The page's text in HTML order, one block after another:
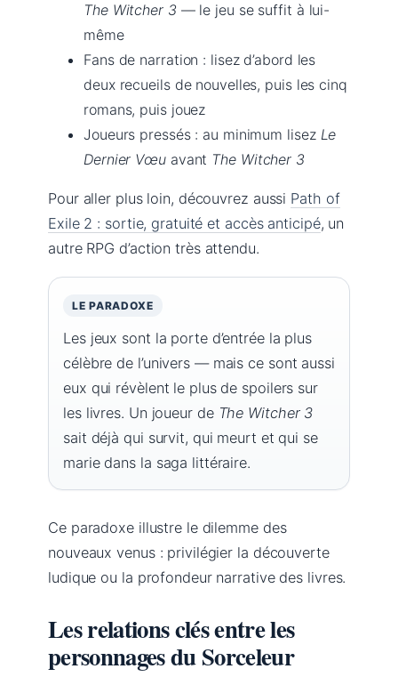
The Witcher 3 — le jeu se suffit à lui-
même
Fans de narration : lisez d’abord les
deux recueils de nouvelles, puis les cinq
romans, puis jouez
Joueurs pressés : au minimum lisez Le
Dernier Vœuavant The Witcher 3
Pour aller plus loin, découvrez aussi Path of
Exile 2 : sortie, gratuité et accès anticipé, un
autre RPG d’action très attendu.
LE PARADOXE
Les jeux sont la porte d’entrée la plus
célèbre de l’univers — mais ce sont aussi
eux qui révèlent le plus de spoilers sur
les livres. Un joueur de The Witcher 3
sait déjà qui survit, qui meurt et qui se
marie dans la saga littéraire.
Ce paradoxe illustre le dilemme des
nouveaux venus : privilégier la découverte
ludique ou la profondeur narrative des livres.
Les relations clés entre les
personnages du Sorceleur